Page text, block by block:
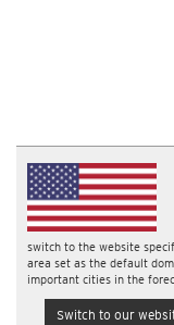
switch to the website
area set as the default
important cities in the
Switch to our